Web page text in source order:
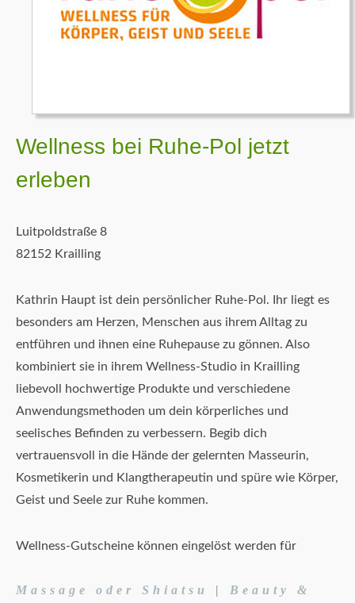
Wellness bei Ruhe-Pol jetzt
erleben
Luitpoldstraße 8
82152 Krailling
Kathrin Haupt ist dein persönlicher Ruhe-Pol. Ihr liegt es
besonders am Herzen, Menschen aus ihrem Alltag zu
entführen und ihnen eine Ruhepause zu gönnen. Also
kombiniert sie in ihrem Wellness-Studio in Krailling
liebevoll hochwertige Produkte und verschiedene
Anwendungsmethoden um dein körperliches und
seelisches Befinden zu verbessern. Begib dich
vertrauensvoll in die Hände der gelernten Masseurin,
Kosmetikerin und Klangtherapeutin und spüre wie Körper,
Geist und Seele zur Ruhe kommen.
Wellness-Gutscheine können eingelöst werden für
Massage oder Shiatsu | Beauty &